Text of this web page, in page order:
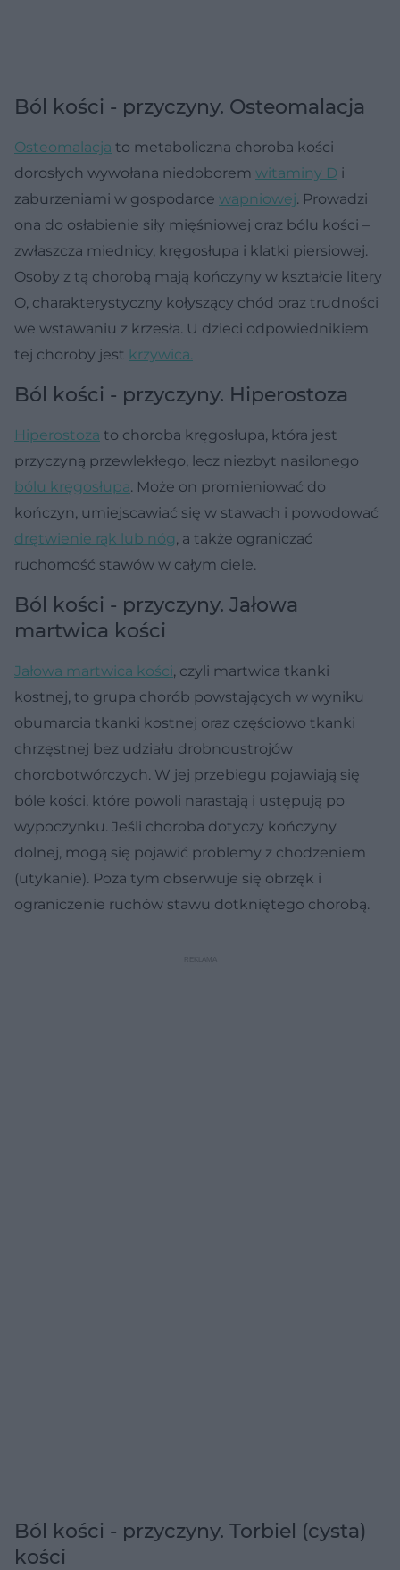
Ból kości - przyczyny. Osteomalacja
Osteomalacja to metaboliczna choroba kości
dorosłych wywołana niedoborem witaminy D i
zaburzeniami w gospodarce wapniowej. Prowadzi
ona do osłabienie siły mięśniowej oraz bólu kości –
zwłaszcza miednicy, kręgosłupa i klatki piersiowej.
Osoby z tą chorobą mają kończyny w kształcie litery
O, charakterystyczny kołyszący chód oraz trudności
we wstawaniu z krzesła. U dzieci odpowiednikiem
tej choroby jest krzywica.
Ból kości - przyczyny. Hiperostoza
Hiperostoza to choroba kręgosłupa, która jest
przyczyną przewlekłego, lecz niezbyt nasilonego
bólu kręgosłupa. Może on promieniować do
kończyn, umiejscawiać się w stawach i powodować
drętwienie rąk lub nóg, a także ograniczać
ruchomość stawów w całym ciele.
Ból kości - przyczyny. Jałowa
martwica kości
Jałowa martwica kości, czyli martwica tkanki
kostnej, to grupa chorób powstających w wyniku
obumarcia tkanki kostnej oraz częściowo tkanki
chrzęstnej bez udziału drobnoustrojów
chorobotwórczych. W jej przebiegu pojawiają się
bóle kości, które powoli narastają i ustępują po
wypoczynku. Jeśli choroba dotyczy kończyny
dolnej, mogą się pojawić problemy z chodzeniem
(utykanie). Poza tym obserwuje się obrzęk i
ograniczenie ruchów stawu dotkniętego chorobą.
Ból kości - przyczyny. Torbiel (cysta)
kości